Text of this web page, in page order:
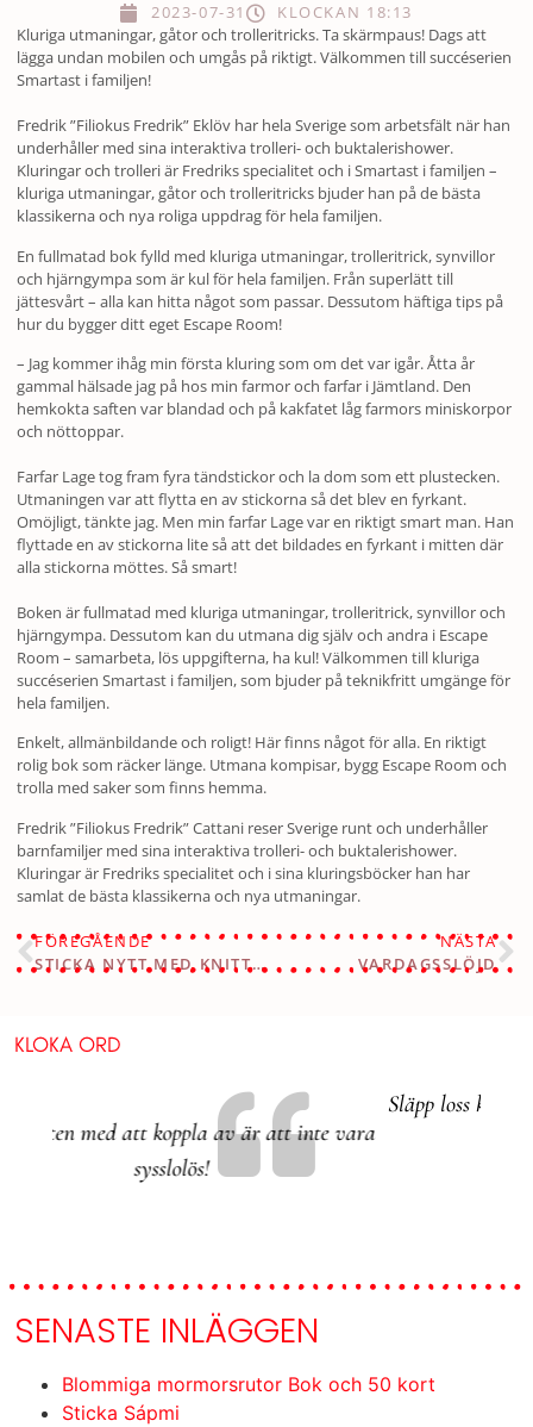
2023-07-31 KLOCKAN 18:13
Kluriga utmaningar, gåtor och trolleritricks. Ta skärmpaus! Dags att
lägga undan mobilen och umgås på riktigt. Välkommen till succéserien
Smartast i familjen!
Fredrik ”Filiokus Fredrik” Eklöv har hela Sverige som arbetsfält när han
underhåller med sina interaktiva trolleri- och buktalerishower.
Kluringar och trolleri är Fredriks specialitet och i Smartast i familjen –
kluriga utmaningar, gåtor och trolleritricks bjuder han på de bästa
klassikerna och nya roliga uppdrag för hela familjen.
En fullmatad bok fylld med kluriga utmaningar, trolleritrick, synvillor
och hjärngympa som är kul för hela familjen. Från superlätt till
jättesvårt – alla kan hitta något som passar. Dessutom häftiga tips på
hur du bygger ditt eget Escape Room!
– Jag kommer ihåg min första kluring som om det var igår. Åtta år
gammal hälsade jag på hos min farmor och farfar i Jämtland. Den
hemkokta saften var blandad och på kakfatet låg farmors miniskorpor
och nöttoppar.
Farfar Lage tog fram fyra tändstickor och la dom som ett plustecken.
Utmaningen var att flytta en av stickorna så det blev en fyrkant.
Omöjligt, tänkte jag. Men min farfar Lage var en riktigt smart man. Han
flyttade en av stickorna lite så att det bildades en fyrkant i mitten där
alla stickorna möttes. Så smart!
Boken är fullmatad med kluriga utmaningar, trolleritrick, synvillor och
hjärngympa. Dessutom kan du utmana dig själv och andra i Escape
Room – samarbeta, lös uppgifterna, ha kul! Välkommen till kluriga
succéserien Smartast i familjen, som bjuder på teknikfritt umgänge för
hela familjen.
Enkelt, allmänbildande och roligt! Här finns något för alla. En riktigt
rolig bok som räcker länge. Utmana kompisar, bygg Escape Room och
trolla med saker som finns hemma.
Fredrik ”Filiokus Fredrik” Cattani reser Sverige runt och underhåller
barnfamiljer med sina interaktiva trolleri- och buktalerishower.
Kluringar är Fredriks specialitet och i sina kluringsböcker han har
samlat de bästa klassikerna och nya utmaningar.
FÖREGÅENDE
STICKA NYTT MED KNITTING LOTTA
NÄSTA
VARDAGSSLÖJD
KLOKA ORD
Släpp loss kreativiteten och ha roligt tillsammans!
SENASTE INLÄGGEN
Blommiga mormorsrutor Bok och 50 kort
Sticka Sápmi